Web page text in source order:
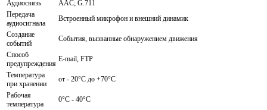
Аудиосвязь
AAC; G.711
Передача
аудиосигнала
Встроенный микрофон и внешний динамик
Создание
событий
События, вызванные обнаружением движения
Способ
предупреждения
E-mail, FTP
Температура
при хранении
от - 20°C до +70°C
Рабочая
температура
0°С - 40°С